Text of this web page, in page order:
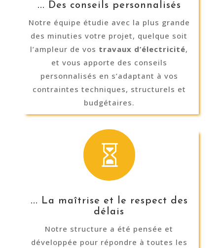
... Des conseils personnalisés
Notre équipe étudie avec la plus grande
des minuties votre projet, quelque soit
l’ampleur de vos travaux d’électricité,
et vous apporte des conseils
personnalisés en s’adaptant à vos
contraintes techniques, structurels et
budgétaires.

... La maîtrise et le respect des
délais
Notre structure a été pensée et
développée pour répondre à toutes les